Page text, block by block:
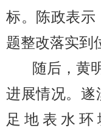
标。陈政表示
题整改落实到
随后，黄
进展情况。遂
足地表水